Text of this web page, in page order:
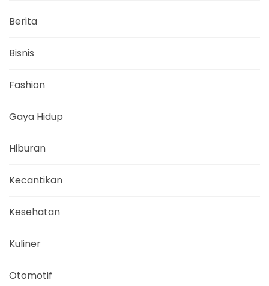
Berita
Bisnis
Fashion
Gaya Hidup
Hiburan
Kecantikan
Kesehatan
Kuliner
Otomotif